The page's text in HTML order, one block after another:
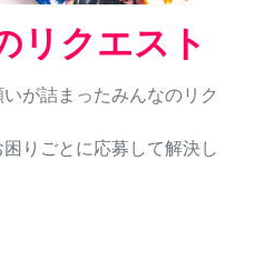
リクエスト
が詰まったみんなのリク
りごとに応募して解決し